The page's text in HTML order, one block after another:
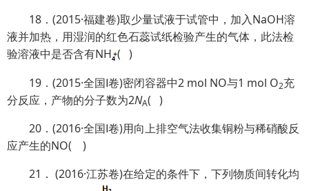
18．(2015·福建卷)取少量试液于试管中，加入NaOH溶
液并加热，用湿润的红色石蕊试纸检验产生的气体，此法检
验溶液中是否含有NH ( )
19．(2015·全国Ⅰ卷)密闭容器中2 mol NO与1 mol O2充
分反应，产物的分子数为2NA( )
20．(2016·全国Ⅰ卷)用向上排空气法收集铜粉与稀硝酸反
应产生的NO( )
21． (2016·江苏卷)在给定的条件下，下列物质间转化均